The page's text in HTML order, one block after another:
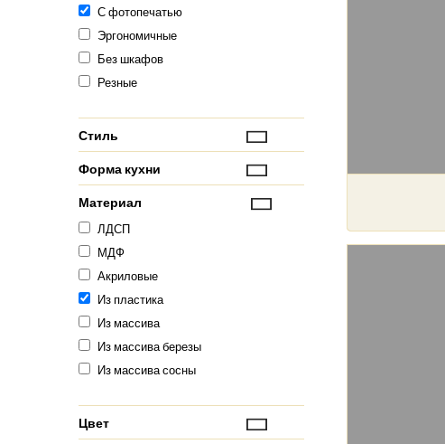
С фотопечатью
Эргономичные
Без шкафов
Резные
Стиль
Форма кухни
Материал
ЛДСП
МДФ
Акриловые
Из пластика
Из массива
Из массива березы
Из массива сосны
Цвет